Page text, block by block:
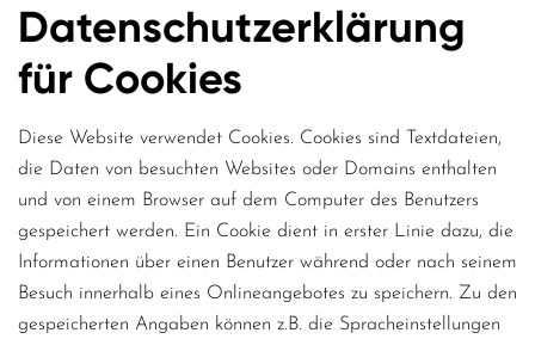
Datenschutzerklärung
für Cookies
Diese Website verwendet Cookies. Cookies sind Textdateien,
die Daten von besuchten Websites oder Domains enthalten
und von einem Browser auf dem Computer des Benutzers
gespeichert werden. Ein Cookie dient in erster Linie dazu, die
Informationen über einen Benutzer während oder nach seinem
Besuch innerhalb eines Onlineangebotes zu speichern. Zu den
gespeicherten Angaben können z.B. die Spracheinstellungen